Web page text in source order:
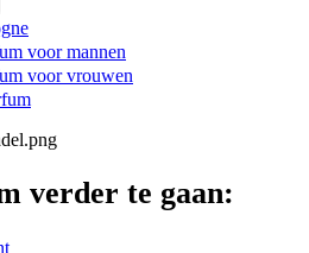
voor mannen
voor vrouwen
verder te gaan: